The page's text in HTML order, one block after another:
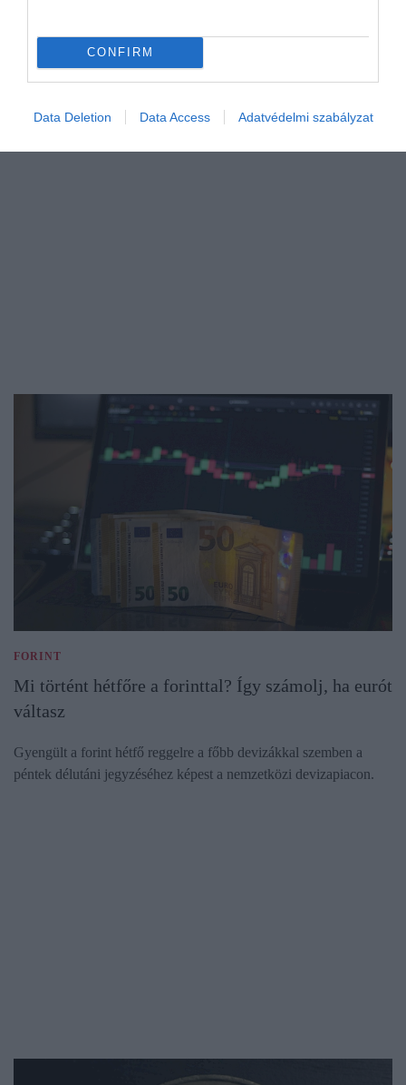
CONFIRM
Data Deletion Data Access Adatvédelmi szabályzat
Gyengült a forint kedd reggel a főbb devizákkal szemben hétfő
estéhez képest a nemzetközi devizakereskedelemben.
FORINT
Mi történt hétfőre a forinttal? Így számolj, ha eurót
váltasz
Gyengült a forint hétfő reggelre a főbb devizákkal szemben a
péntek délutáni jegyzéséhez képest a nemzetközi devizapiacon.